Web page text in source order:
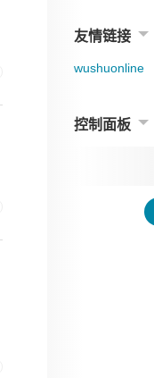
友情链接
wushuonline
控制面板